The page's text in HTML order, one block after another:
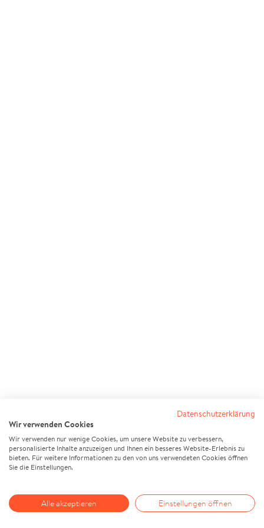
Datenschutzerklärung
Wir verwenden Cookies
Wir verwenden nur wenige Cookies, um unsere Website zu verbessern,
personalisierte Inhalte anzuzeigen und Ihnen ein besseres Website-Erlebnis zu
bieten. Für weitere Informationen zu den von uns verwendeten Cookies öffnen
Sie die Einstellungen.
Alle akzeptieren Einstellungen öffnen